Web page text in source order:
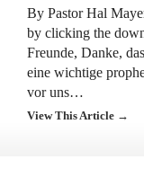
By Pastor Hal
by clicking the
Freunde, Danke,
eine wichtige
vor uns…
View This Article →